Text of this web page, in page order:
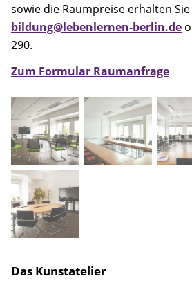
sowie die Raumpreise erhalten
bildung@lebenlernen-berlin.de
290.
Zum Formular Raumanfrage
Das Kunstatelier